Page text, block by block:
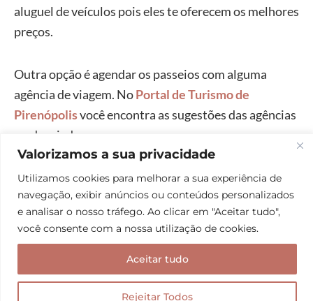
Valorizamos a sua privacidade
Utilizamos cookies para melhorar a sua experiência de
navegação, exibir anúncios ou conteúdos personalizados
e analisar o nosso tráfego. Ao clicar em "Aceitar tudo",
você consente com a nossa utilização de cookies.
Rejeitar Todos
Aceitar tudo
aluguel de veículos pois eles te oferecem os melhores
preços.
Outra opção é agendar os passeios com alguma
agência de viagem. NoPortal de Turismo de
Pirenópolisvocê encontra as sugestões das agências
credenciadas.
Se você quiser explorar ainda mais as maravilhas de
Góias, nossa sugestão é que você vá atéMambaí.
Aposto que irá se surpreender com o Poço Azul de
Veja também:Poço Azul, um paraíso no cerrado